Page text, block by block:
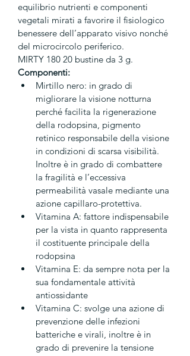
equilibrio nutrienti e componenti
vegetali mirati a favorire il fisiologico
benessere dell’apparato visivo nonché
del microcircolo periferico.
MIRTY 180 20 bustine da 3 g.
Componenti:
Mirtillo nero: in grado di
migliorare la visione notturna
perché facilita la rigenerazione
della rodopsina, pigmento
retinico responsabile della visione
in condizioni di scarsa visibilità.
Inoltre è in grado di combattere
la fragilità e l’eccessiva
permeabilità vasale mediante una
azione capillaro-protettiva.
Vitamina A: fattore indispensabile
per la vista in quanto rappresenta
il costituente principale della
rodopsina
Vitamina E: da sempre nota per la
sua fondamentale attività
antiossidante
Vitamina C: svolge una azione di
prevenzione delle infezioni
batteriche e virali, inoltre è in
grado di prevenire la tensione